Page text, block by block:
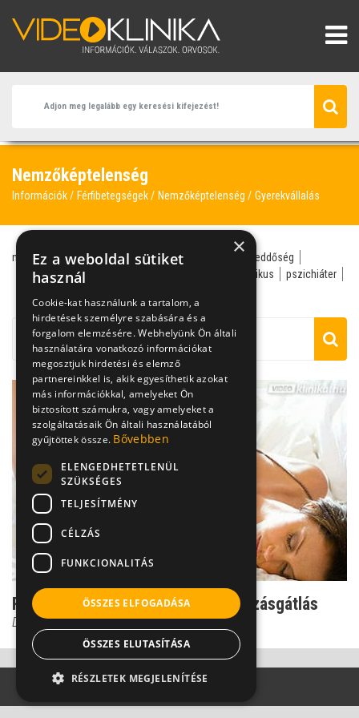
Nemzőképtelenség
Információk Férfibetegségek Nemzőképtelenség Gyerekvállalás
nemzőképtelenség meddőség férfiasság
férfimeddőség
gyerekvállalás
orvos genetikus
pszichiáter
Reverzibilis vs irreverzibilis fogamzásgátlás
Dr. Major Tamás
×
Ez a weboldal sütiket
használ
Cookie-kat használunk a tartalom, a
hirdetések személyre szabására és a
forgalom elemzésére. Webhelyünk Ön általi
használatára vonatkozó információkat
megosztjuk hirdetési és elemző
partnereinkkel is, akik egyesíthetik azokat
más információkkal, amelyeket Ön
biztosított számukra, vagy amelyeket a
szolgáltatásaik Ön általi használatából
gyűjtöttek össze. Bővebben
ELENGEDHETETLENÜL
SZÜKSÉGES
TELJESÍTMÉNY
CÉLZÁS
FUNKCIONALITÁS
ÖSSZES ELFOGADÁSA
ÖSSZES ELUTASÍTÁSA
RÉSZLETEK MEGJELENÍTÉSE